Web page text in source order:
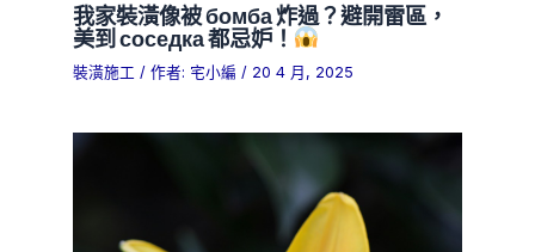
我家裝潢像被 бомба 炸過？避開雷區，
美到 соседка 都忌妒！
裝潢施工 / 作者: 宅小編 / 20 4 月, 2025